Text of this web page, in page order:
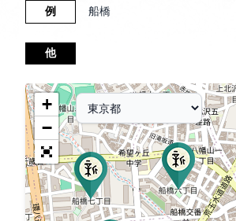
例 船橋
他
+
−